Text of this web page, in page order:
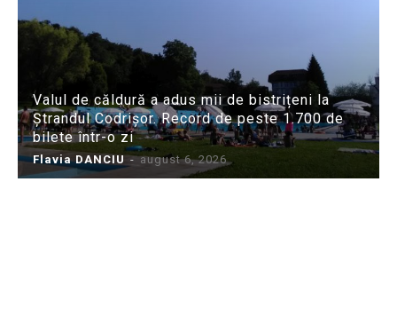
Valul de căldură a adus mii de bistrițeni la
Ștrandul Codrișor. Record de peste 1.700 de
bilete într-o zi
Flavia DANCIU - august 6, 2026